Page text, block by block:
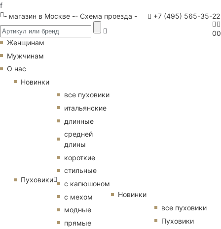
f
- магазин в Москве -- Схема проезда - +7 (495) 565-35-22
00
Женщинам
Мужчинам
О нас
Новинки
Пуховики
все пуховики
итальянские
длинные
средней
длины
короткие
стильные
с капюшоном
с мехом
модные
прямые
Новинки
все пуховики
Пуховики